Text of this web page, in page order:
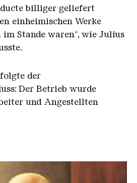
billiger geliefert
einheimischen Werke
im Stande waren“, wie Julius
der
Der Betrieb wurde
und Angestellten